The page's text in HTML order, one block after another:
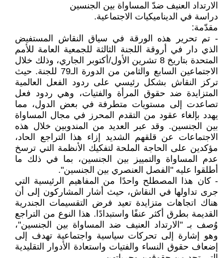
الارتداد العنيف ضدّ المساواة بين الجنسين
دراسة في الديناميكيات الاجتماعية.
مقدّمة:
- تم تحرير هذه الورقة في سياق النقاش المستفيض
الذي دار في أروقة اللجنة الثالثة للجمعية العامة للأمم
المتحدة بتاريخ 8 تشرين الأول/أكتوبر الجاري، وذلك خلال
الاجتماعين السابع والثامن من الدورة الـ79 للجنة. حيث
تركز النقاش بشكل رئيسي على ردود الفعل العالمية
المتزايدة ضد حقوق المرأة والفتيات، وهي ردود فعل
تصاعدت إلى مستويات متطرفة في بعض الدول، مما
يهدد بإلغاء عقود من التقدم المحرز في مجال المساواة
بين الجنسين. وقد عبر العديد من المندوبين خلال هذه
الاجتماعات عن قلقهم الشديد إزاء هذا التراجع الحاد،
مؤكدين على الحاجة الملحة لتفكيك الأنظمة التي ترسخ
عدم المساواة والتمييز بين الجنسين، بما في ذلك ما
أطلقوا عليه "الفصل العنصري بين الجنسين".
- كان هذا المصطلح واحدًا من المفاهيم الرئيسية التي
جرى تداولها في النقاش، حيث أشار المشاركون إلى أن
هناك اتجاهات متزايدة تعيد فرض التقسيمات الجندرية
القديمة بطرق أكثر عنفًا واستبدادًا. هذا النوع من التراجع
وُصف بـ "الارتداد العنيف ضد المساواة بين الجنسين"،
وهو إشارة إلى تحركات سياسية واجتماعية تهدف إلى
إضعاف حقوق النساء والفتيات واستعادة الأدوار التقليدية